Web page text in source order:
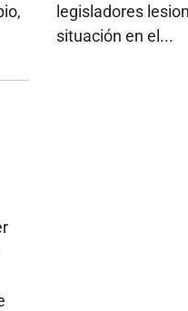
legisladores
situación en el...